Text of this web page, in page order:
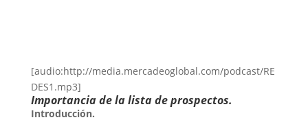
[audio:http://media.mercadeoglobal.com/podcast/RE
DES1.mp3]
Importancia de la lista de prospectos.
Introducción.